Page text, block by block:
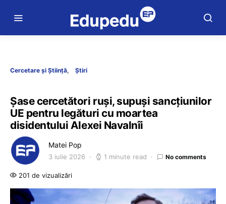
Cercetare și Știință Știri
Șase cercetători ruși, supuși sancțiunilor
UE pentru legături cu moartea
disidentului Alexei Navalnîi
Matei Pop
3 iulie 2026 1 minute read No comments
201 de vizualizări